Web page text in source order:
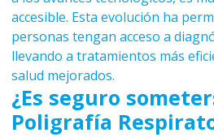
accesible. Esta evolución ha
personas tengan acceso a
llevando a tratamientos más
salud mejorados.
¿Es seguro
Poligrafía